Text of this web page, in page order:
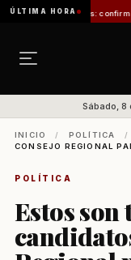
ÚLTIMA HORA
confirman fecha para
Sábado, 8
INICIO / POLÍTICA /
CONSEJO REGIONAL
POLÍTICA
Estos son